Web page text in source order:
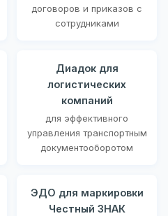
договоров и приказов с
сотрудниками
Диадок для
логистических
компаний
для эффективного
управления транспортным
документооборотом
ЭДО для маркировки
Честный ЗНАК